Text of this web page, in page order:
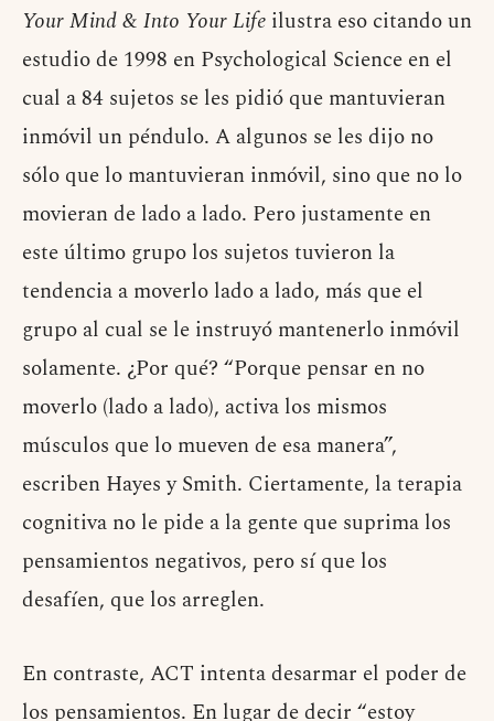
Your Mind & Into Your Life ilustra eso citando un
estudio de 1998 en Psychological Science en el
cual a 84 sujetos se les pidió que mantuvieran
inmóvil un péndulo. A algunos se les dijo no
sólo que lo mantuvieran inmóvil, sino que no lo
movieran de lado a lado. Pero justamente en
este último grupo los sujetos tuvieron la
tendencia a moverlo lado a lado, más que el
grupo al cual se le instruyó mantenerlo inmóvil
solamente. ¿Por qué? “Porque pensar en no
moverlo (lado a lado), activa los mismos
músculos que lo mueven de esa manera”,
escriben Hayes y Smith. Ciertamente, la terapia
cognitiva no le pide a la gente que suprima los
pensamientos negativos, pero sí que los
desafíen, que los arreglen.
En contraste, ACT intenta desarmar el poder de
los pensamientos. En lugar de decir “estoy